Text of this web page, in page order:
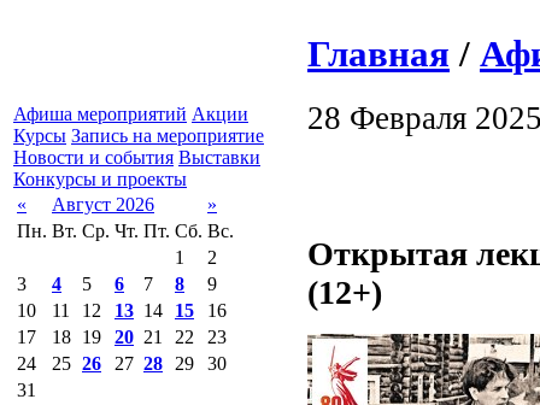
Афиша мероприятий Акции
Курсы Запись на мероприятие
Новости и события Выставки
Конкурсы и проекты
«
Август 2026
»
Пн. Вт. Ср. Чт. Пт. Сб. Вс.
1
2
3
4 5 6 7 8
9
10
11 12 13 14 15
16
17
18 19 20 21 22
23
24
25 26 27 28 29
30
31
Главная /
28 Февраля
Открытая
(12+)